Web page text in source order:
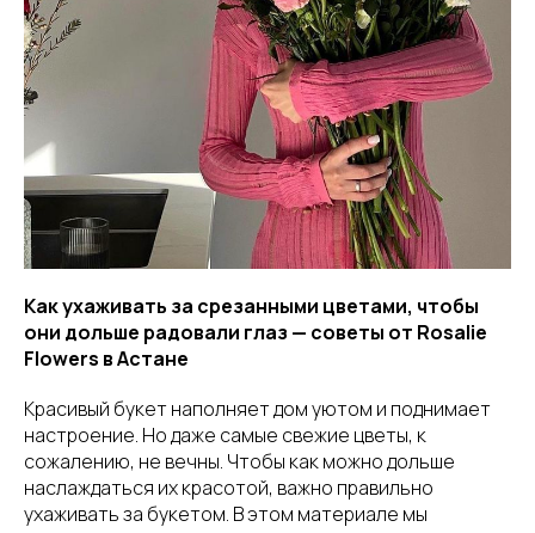
Как ухаживать за срезанными цветами, чтобы
они дольше радовали глаз — советы от Rosalie
Flowers в Астане
Красивый букет наполняет дом уютом и поднимает
настроение. Но даже самые свежие цветы, к
сожалению, не вечны. Чтобы как можно дольше
наслаждаться их красотой, важно правильно
ухаживать за букетом. В этом материале мы